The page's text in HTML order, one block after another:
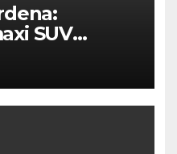
SUV
e Cina